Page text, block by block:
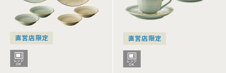
直営店限定 直営店限定